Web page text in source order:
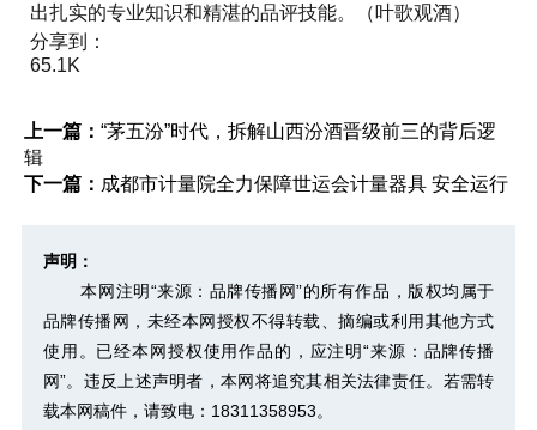
出扎实的专业知识和精湛的品评技能。（叶歌观酒）
分享到：
65.1K
上一篇： “茅五汾”时代，拆解山西汾酒晋级前三的背后逻
辑
下一篇： 成都市计量院全力保障世运会计量器具 安全运行
声明：
本网注明“来源：品牌传播网”的所有作品，版权均属于
品牌传播网，未经本网授权不得转载、摘编或利用其他方式
使用。已经本网授权使用作品的，应注明“来源：品牌传播
网”。违反上述声明者，本网将追究其相关法律责任。若需转
载本网稿件，请致电：18311358953。